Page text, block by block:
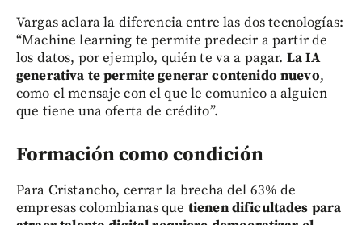
Vargas aclara la diferencia entre las dos tecnologías:
“Machine learning te permite predecir a partir de
los datos, por ejemplo, quién te va a pagar. La IA
generativa te permite generar contenido nuevo,
como el mensaje con el que le comunico a alguien
que tiene una oferta de crédito”.
Formación como condición
Para Cristancho, cerrar la brecha del 63% de
empresas colombianas que tienen dificultades para